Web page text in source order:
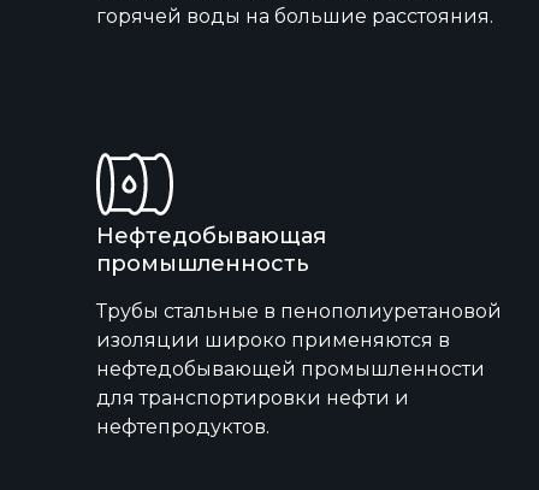
горячей воды на большие расстояния.
Нефтедобывающая
промышленность
Трубы стальные в пенополиуретановой
изоляции широко применяются в
нефтедобывающей промышленности
для транспортировки нефти и
нефтепродуктов.